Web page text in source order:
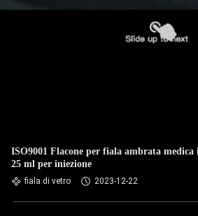
ISO9001 Flacone per fiala ambrata
25 ml per iniezione
fiala di vetro 2023-12-22